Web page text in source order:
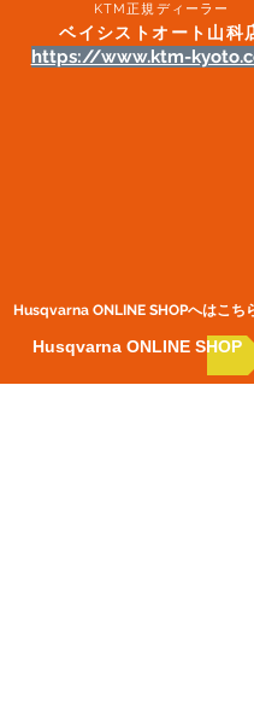
KTM正規ディーラー
ベイシストオート山科
https://www.ktm-
Husqvarna ONLINE SHOP​へはこち
Husqvarna ONLINE SHOP